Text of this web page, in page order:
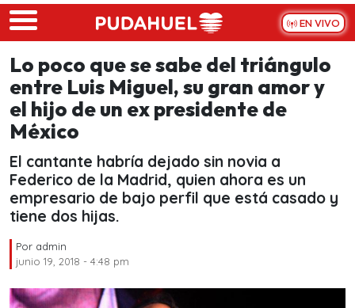
Skip to main content
EN VIVO
Lo poco que se sabe del triángulo
entre Luis Miguel, su gran amor y
el hijo de un ex presidente de
México
El cantante habría dejado sin novia a
Federico de la Madrid, quien ahora es un
empresario de bajo perfil que está casado y
tiene dos hijas.
Por admin
junio 19, 2018 - 4:48 pm